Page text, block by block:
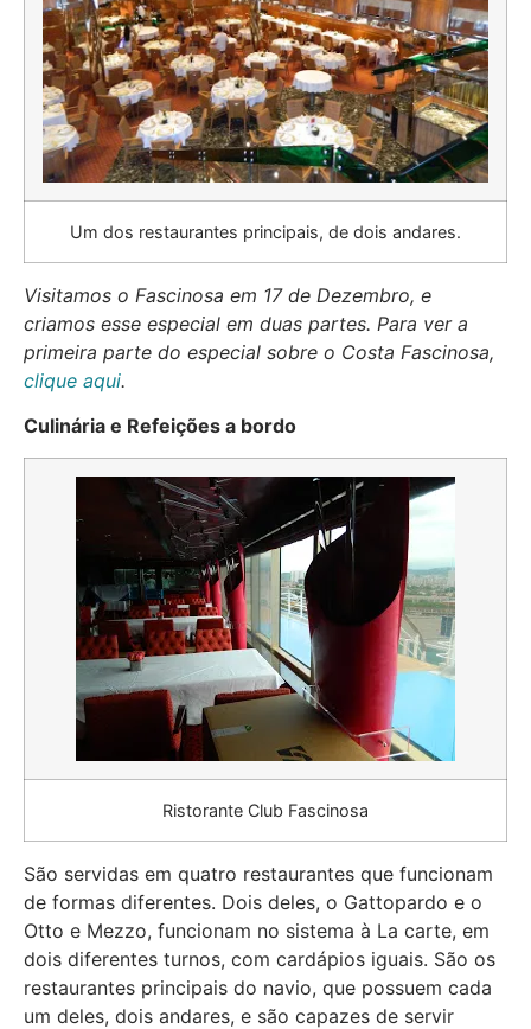
Um dos restaurantes principais, de dois andares.
Visitamos o Fascinosa em 17 de Dezembro, e
criamos esse especial em duas partes. Para ver a
primeira parte do especial sobre o Costa Fascinosa,
clique aqui.
Culinária e Refeições a bordo
Ristorante Club Fascinosa
São servidas em quatro restaurantes que funcionam
de formas diferentes. Dois deles, o Gattopardo e o
Otto e Mezzo, funcionam no sistema à La carte, em
dois diferentes turnos, com cardápios iguais. São os
restaurantes principais do navio, que possuem cada
um deles, dois andares, e são capazes de servir